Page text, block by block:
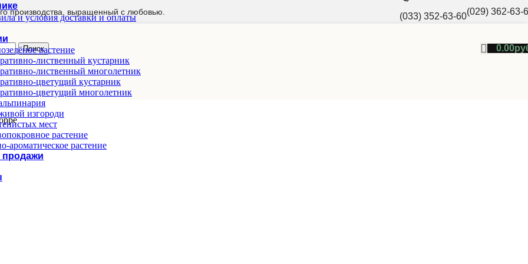
производства, выращенный с любовью. (033) 352-63-60(029) 362-63-
Поиск 0.00
и условия доставки и оплаты
растение
лиственный кустарник
лиственный многолетник
цветущий кустарник
цветущий многолетник
изгороди
мест
растение
ароматическое растение